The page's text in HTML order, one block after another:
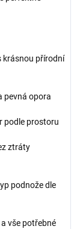
krásnou přírodní
pevná opora
podle prostoru
ztráty
podnože dle
vše potřebné